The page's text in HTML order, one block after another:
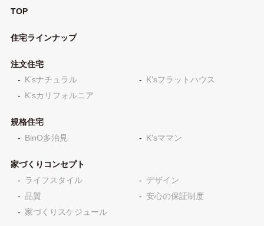
TOP
住宅ラインナップ
注文住宅
K'sナチュラル
K'sフラットハウス
K'sカリフォルニア
規格住宅
BinO多治見
K'sママン
家づくりコンセプト
ライフスタイル
デザイン
品質
安心の保証制度
家づくりスケジュール